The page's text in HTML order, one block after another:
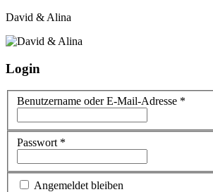
David & Alina
Login
Benutzername oder E-Mail-Adresse *
Passwort *
Angemeldet bleiben